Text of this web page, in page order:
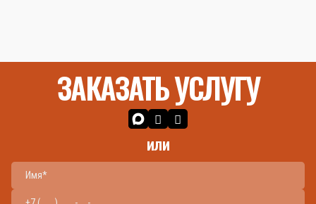
ЗАКАЗАТЬ УСЛУГУ
или